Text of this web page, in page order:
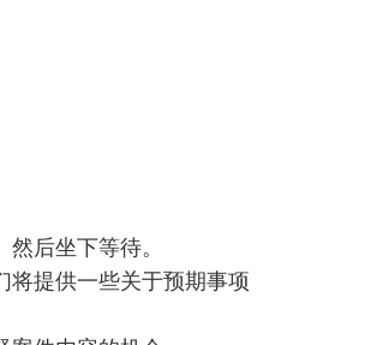
后坐下等待。
将提供一些关于预期事项